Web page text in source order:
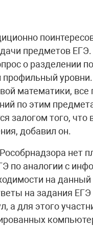
предметов
о разделении
математики,
по этим
залогом того,
добавил он.
нет
по аналогии с
на
на задания
а для этого